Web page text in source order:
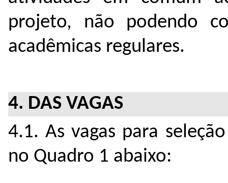
projeto, não podendo
acadêmicas regulares.
4. DAS VAGAS
4.1. As vagas para
no Quadro 1 abaixo: